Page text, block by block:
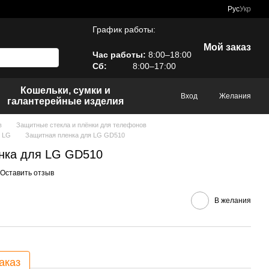
РусУкр
График работы:
Час работы: 8:00–18:00
Сб:
8:00–17:00
Мой заказ
Кошельки, сумки и
галантерейные изделия
Вход Желания
Защитные стекла и плёнки для телефонов
LG
Защитная пленка для LG GD510
для LG GD510
Оставить отзыв
В желания